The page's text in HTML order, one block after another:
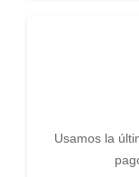
Usamos la